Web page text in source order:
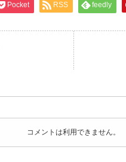
Pocket RSS feedly
コメントは利用できません。